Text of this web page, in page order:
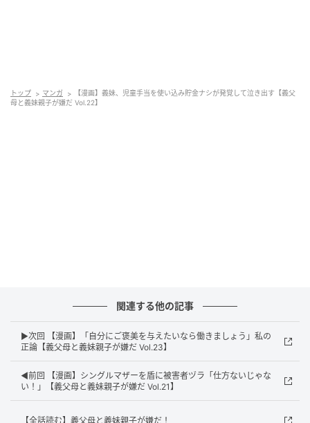
トップ マンガ
【漫画】義妹、児童手当を使い込み貯金ナシが発覚して泣き出す【義父
母と義妹親子が嫌だ Vol.22】
関連する他の記事
▶次回 【漫画】「自分にご褒美を与えたいなら働きましょう」私の
正論【義父母と義妹親子が嫌だ Vol.23】
◀前回 【漫画】シングルマザーを盾に被害者ヅラ「仕方ないじゃな
い！」【義父母と義妹親子が嫌だ Vol.21】
【全話読む】義父母と義妹親子が嫌だ！